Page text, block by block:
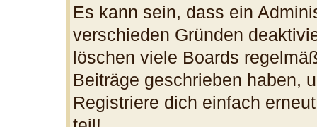
Es kann sein, dass ein
verschieden Gründen
löschen viele Boards
Beiträge geschrieben haben,
Registriere dich einfach